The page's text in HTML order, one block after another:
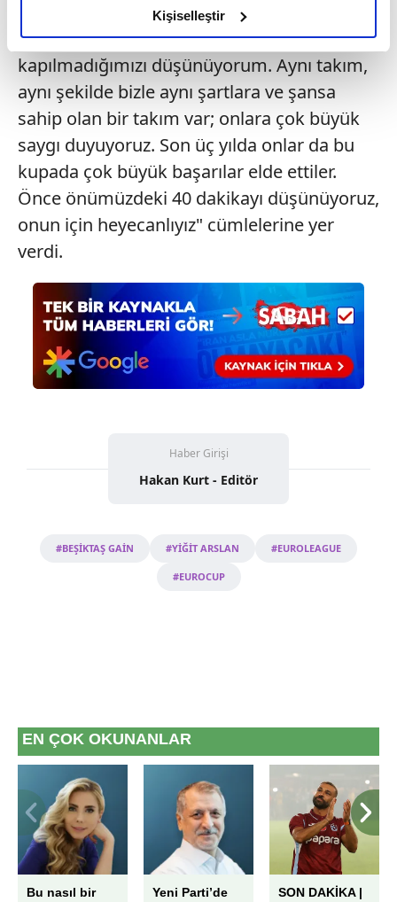
olduğunu ve sizlere en iyi içerikleri sunabilmek adına
elimizden gelen çabayı gösterdiğimizi ve bu noktada,
reklamların maliyetlerimizi karşılamak noktasında tek gelir
kalemimiz olduğunu sizlere hatırlatmak isteriz.
Her halükârda, kullanıcılar, bu çerezlere izin vermedikleri
takdirde, kullanıcılara hedefli reklamlar
gösterilmeyecektir."
Sizlere daha iyi bir hizmet sunabilmek için İnternet
Sitemizde kendimize ve üçüncü kişilere ait çerezler
kullanılmaktadır. Bu çerezler vasıtasıyla çeşitli kişisel
toplumu hizmetlerinin sunulması amacıyla
kullanılmaktadır. Diğer çerezler, sitemizin daha işlevsel
kılınması ve kişiselleştirilmesi ve sizlere yönelik
reklam/pazarlama faaliyetlerinin yapılması, amaçlarıyla
sınırlı olarak açık rızanız dahilinde kullanılacaktır.
için Ayarlar butonuna tıklayabilir,Çerez Bilgilendirme
ziyaret edebilirsiniz.
hazırlanmış Aydınlatma Metnimizi okumak ve sitemizde
Kişiselleştir
gelecek sene... Yarın ne olacağını kimse
bilmiyor. EuroLeague heyecanına şimdiden
kapılmadığımızı düşünüyorum. Aynı takım,
aynı şekilde bizle aynı şartlara ve şansa
sahip olan bir takım var; onlara çok büyük
saygı duyuyoruz. Son üç yılda onlar da bu
kupada çok büyük başarılar elde ettiler.
Önce önümüzdeki 40 dakikayı düşünüyoruz,
onun için heyecanlıyız" cümlelerine yer
verdi.
Haber Girişi
Hakan Kurt - Editör
#BEŞİKTAŞ GAİN #YİĞİT ARSLAN #EUROLEAGUE
#EUROCUP
EN ÇOK OKUNANLAR
Bu nasıl bir
Yeni Parti’de
SON DAKİKA |